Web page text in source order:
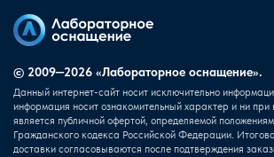
© 2009—2026 «Лабораторное оснащение».
Данный интернет-сайт носит исключительно
информация носит ознакомительный характер и ни при
является публичной офертой, определяемой
Гражданского кодекса Российской Федерации.
доставки согласовываются после подтверждения